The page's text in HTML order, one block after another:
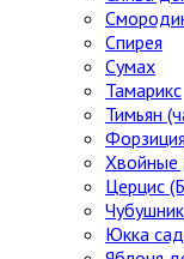
Спирея
Сумах
Тамарикс
Тимьян
Форзиция
Хвойные
Церцис
Юкка